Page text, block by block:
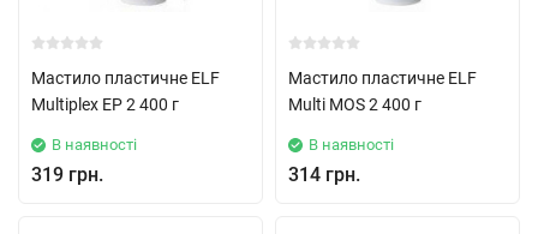
Мастило пластичне ELF
Multiplex EP 2 400 г
В наявності
319 грн.
Мастило пластичне ELF
Multi MOS 2 400 г
В наявності
314 грн.